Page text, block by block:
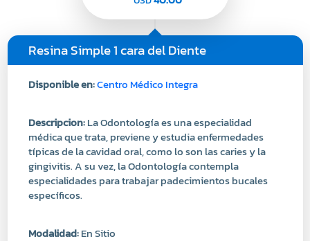
Resina Simple 1 cara del Diente
Disponible en:Centro Médico Integra
Descripcion:La Odontología es una especialidad
gingivitis. A su vez, la Odontología contempla
especialidades para trabajar padecimientos bucales
específicos.
Modalidad:En Sitio
Especialidad:Odontología